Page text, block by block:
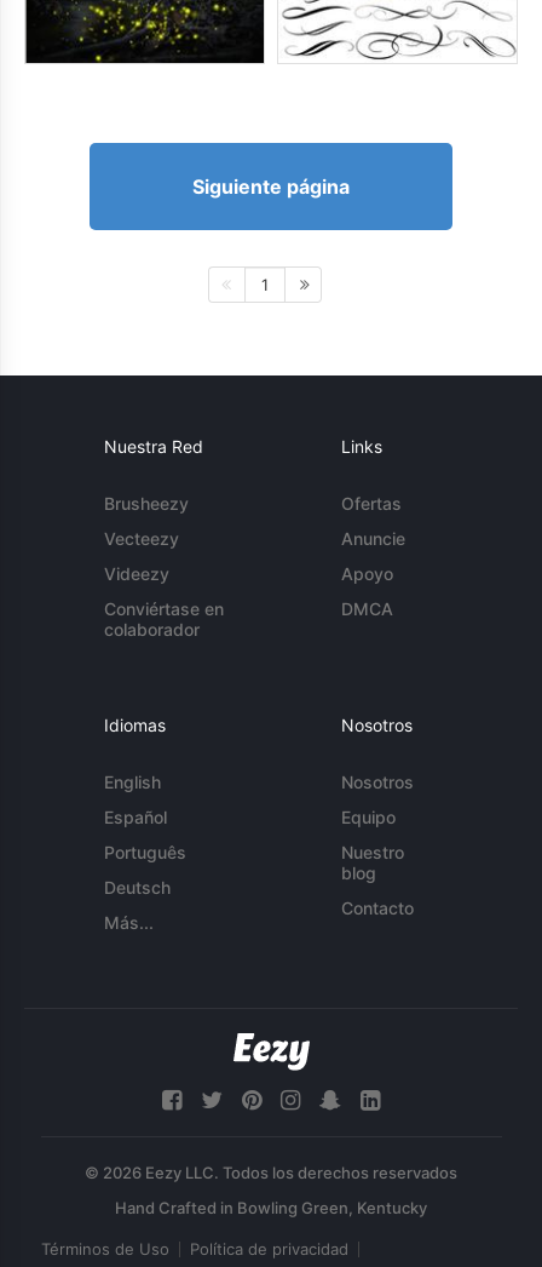
Siguiente página
1
Nuestra Red
Brusheezy
Vecteezy
Videezy
Conviértase en
colaborador
Links
Ofertas
Anuncie
Apoyo
DMCA
Idiomas
English
Español
Português
Deutsch
Más...
Nosotros
Nosotros
Equipo
Nuestro
blog
Contacto
© 2026 Eezy LLC. Todos los derechos reservados
Términos de Uso Política de privacidad